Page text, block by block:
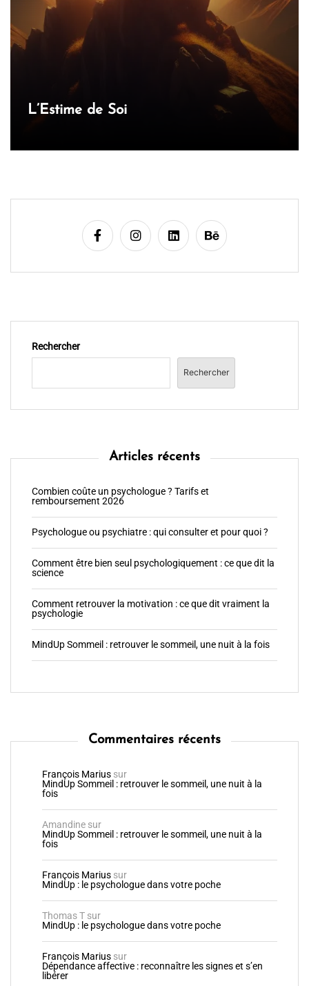
r
e
L’Estime de Soi
Rechercher
Rechercher
Articles récents
Combien coûte un psychologue ? Tarifs et
remboursement 2026
Psychologue ou psychiatre : qui consulter et pour quoi ?
Comment être bien seul psychologiquement : ce que dit la
science
Comment retrouver la motivation : ce que dit vraiment la
psychologie
MindUp Sommeil : retrouver le sommeil, une nuit à la fois
Commentaires récents
François Marius sur
MindUp Sommeil : retrouver le sommeil, une nuit à la
fois
Amandine sur
MindUp Sommeil : retrouver le sommeil, une nuit à la
fois
François Marius sur
MindUp : le psychologue dans votre poche
Thomas T sur
MindUp : le psychologue dans votre poche
François Marius sur
Dépendance affective : reconnaître les signes et s’en
libérer